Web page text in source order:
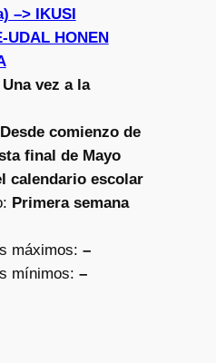
–> IKUSI
UDAL HONEN
Una vez a la
Desde comienzo de
final de Mayo
calendario escolar
Primera semana
máximos: –
mínimos: –